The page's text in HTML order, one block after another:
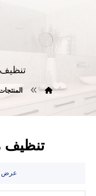
تنظيف
عرض